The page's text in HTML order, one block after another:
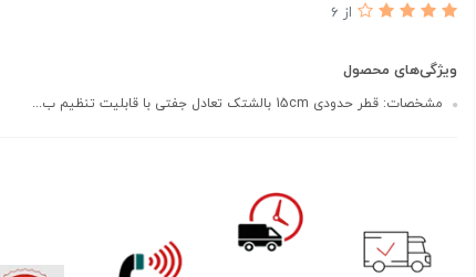
از 6
ویژگی‌های محصول
مشخصات: قطر حدودی 15cm بالشتک تعادل جفتی با قابلیت تنظیم ب...